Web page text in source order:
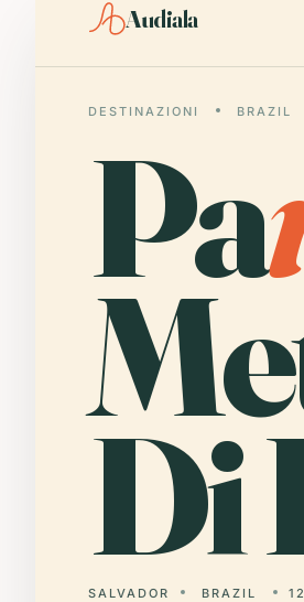
Audiala
DESTINAZIONI BRAZIL
Pa
Di
SALVADOR BRAZIL